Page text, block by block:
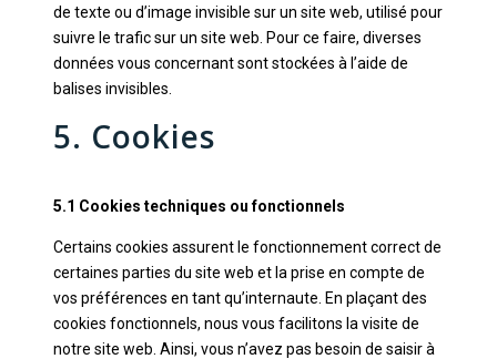
de texte ou d’image invisible sur un site web, utilisé pour
suivre le trafic sur un site web. Pour ce faire, diverses
données vous concernant sont stockées à l’aide de
balises invisibles.
5. Cookies
5.1 Cookies techniques ou fonctionnels
Certains cookies assurent le fonctionnement correct de
certaines parties du site web et la prise en compte de
vos préférences en tant qu’internaute. En plaçant des
cookies fonctionnels, nous vous facilitons la visite de
notre site web. Ainsi, vous n’avez pas besoin de saisir à